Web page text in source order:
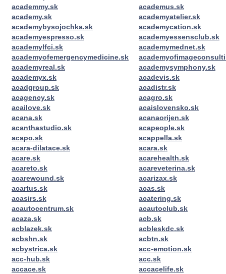
academmy.sk
academus.sk
academy.sk
academyatelier.sk
academybysojochka.sk
academycation.sk
academyespresso.sk
academyessensclub.sk
academylfci.sk
academymednet.sk
academyofemergencymedicine.sk
academyreal.sk
academysymphony.sk
academyx.sk
acadevis.sk
acadgroup.sk
acadistr.sk
acagency.sk
acagro.sk
acailove.sk
acaislovensko.sk
acana.sk
acanaorijen.sk
acanthastudio.sk
acapeople.sk
acapo.sk
acappella.sk
acara-dilatace.sk
acara.sk
acare.sk
acarehealth.sk
acareto.sk
acareveterina.sk
acarewound.sk
acarizax.sk
acartus.sk
acas.sk
acasirs.sk
acatering.sk
acautocentrum.sk
acautoclub.sk
acaza.sk
acb.sk
acblazek.sk
acbleskdc.sk
acbshn.sk
acbtn.sk
acbystrica.sk
acc-emotion.sk
acc-hub.sk
acc.sk
accace.sk
accacelife.sk